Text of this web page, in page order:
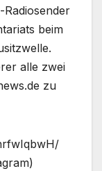
beim
alle zwei
zu